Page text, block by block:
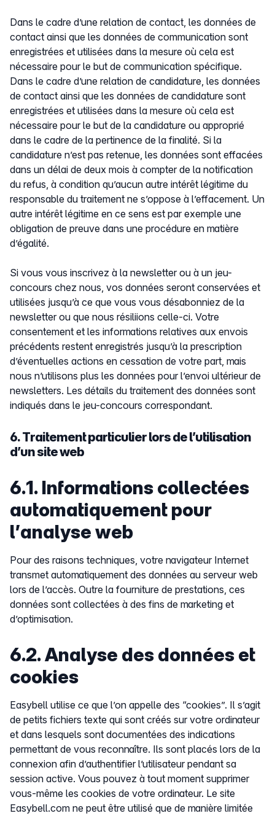
Dans le cadre d’une relation de contact, les données de
contact ainsi que les données de communication sont
enregistrées et utilisées dans la mesure où cela est
nécessaire pour le but de communication spécifique.
Dans le cadre d’une relation de candidature, les données
de contact ainsi que les données de candidature sont
enregistrées et utilisées dans la mesure où cela est
nécessaire pour le but de la candidature ou approprié
dans le cadre de la pertinence de la finalité. Si la
candidature n’est pas retenue, les données sont effacées
dans un délai de deux mois à compter de la notification
du refus, à condition qu’aucun autre intérêt légitime du
responsable du traitement ne s’oppose à l’effacement. Un
autre intérêt légitime en ce sens est par exemple une
obligation de preuve dans une procédure en matière
d’égalité.
Si vous vous inscrivez à la newsletter ou à un jeu-
concours chez nous, vos données seront conservées et
utilisées jusqu’à ce que vous vous désabonniez de la
newsletter ou que nous résiliions celle-ci. Votre
consentement et les informations relatives aux envois
précédents restent enregistrés jusqu’à la prescription
d’éventuelles actions en cessation de votre part, mais
nous n’utilisons plus les données pour l’envoi ultérieur de
newsletters. Les détails du traitement des données sont
indiqués dans le jeu-concours correspondant.
6. Traitement particulier lors de l’utilisation
d’un site web
6.1. Informations collectées
automatiquement pour
l’analyse web
Pour des raisons techniques, votre navigateur Internet
transmet automatiquement des données au serveur web
lors de l’accès. Outre la fourniture de prestations, ces
données sont collectées à des fins de marketing et
d’optimisation.
6.2. Analyse des données et
cookies
Easybell utilise ce que l’on appelle des “cookies”. Il s’agit
de petits fichiers texte qui sont créés sur votre ordinateur
et dans lesquels sont documentées des indications
permettant de vous reconnaître. Ils sont placés lors de la
connexion afin d’authentifier l’utilisateur pendant sa
session active. Vous pouvez à tout moment supprimer
vous-même les cookies de votre ordinateur. Le site
Easybell.com ne peut être utilisé que de manière limitée